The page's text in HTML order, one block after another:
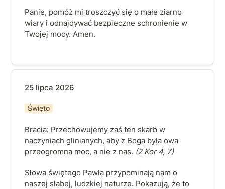
Panie, pomóż mi troszczyć się o małe ziarno
wiary i odnajdywać bezpieczne schronienie w
Twojej mocy. Amen.
25 lipca 2026
Święto
Bracia: Przechowujemy zaś ten skarb w
naczyniach glinianych, aby z Boga była owa
przeogromna moc, a nie z nas. (2 Kor 4, 7)
Słowa świętego Pawła przypominają nam o
naszej słabej, ludzkiej naturze. Pokazują, że to